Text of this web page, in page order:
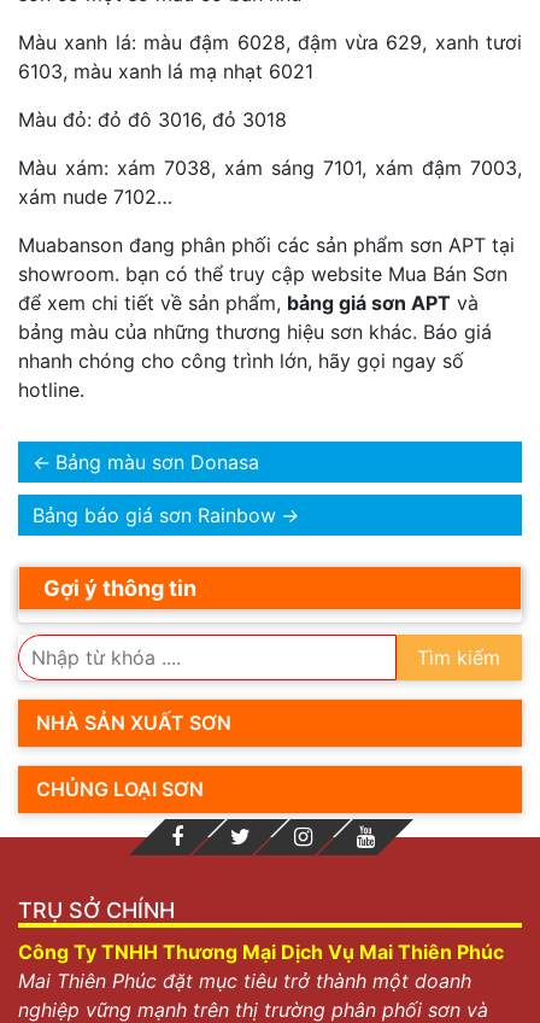
Màu xanh lá: màu đậm 6028, đậm vừa 629, xanh tươi
6103, màu xanh lá mạ nhạt 6021
Màu đỏ: đỏ đô 3016, đỏ 3018
Màu xám: xám 7038, xám sáng 7101, xám đậm 7003,
xám nude 7102…
Muabanson đang phân phối các sản phẩm sơn APT tại
showroom. bạn có thể truy cập website Mua Bán Sơn
để xem chi tiết về sản phẩm, bảng giá sơn APT và
bảng màu của những thương hiệu sơn khác. Báo giá
nhanh chóng cho công trình lớn, hãy gọi ngay số
hotline.
← Bảng màu sơn Donasa
Bảng báo giá sơn Rainbow →
Gợi ý thông tin
Tìm kiếm
NHÀ SẢN XUẤT SƠN
CHỦNG LOẠI SƠN
TRỤ SỞ CHÍNH
Công Ty TNHH Thương Mại Dịch Vụ Mai Thiên Phúc
Mai Thiên Phúc đặt mục tiêu trở thành một doanh
nghiệp vững mạnh trên thị trường phân phối sơn và